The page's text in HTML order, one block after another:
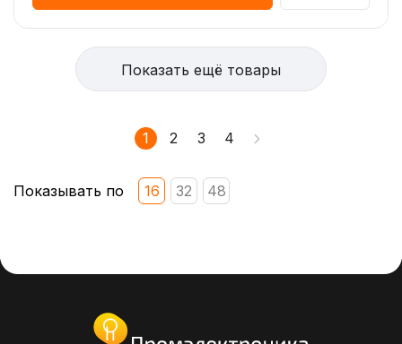
Показать ещё товары
1 2 3 4
Показывать по 16 32 48